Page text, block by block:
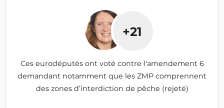
+21
Ces eurodéputés ont voté contre l'amendement 6
demandant notamment que les ZMP comprennent
des zones d’interdiction de pêche (rejeté)